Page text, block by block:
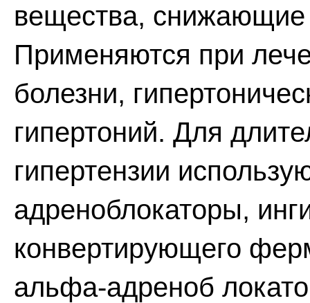
вещества, снижающие
Применяются при
болезни,
гипертоний. Для
гипертензии
адреноблокаторы,
конвертирующего
альфа-адреноб